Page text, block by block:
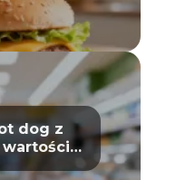
dog z
wartości